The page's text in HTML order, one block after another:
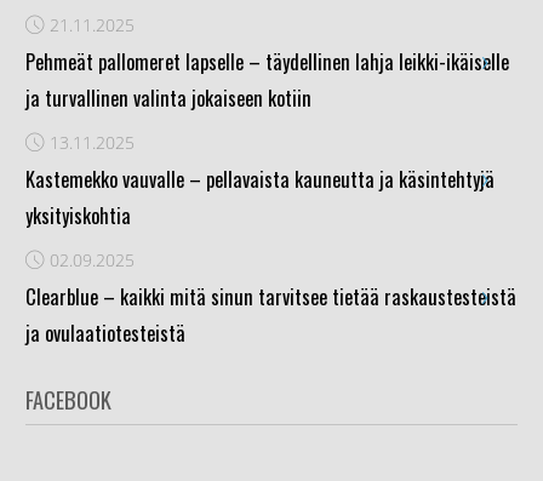
21.11.2025
Pehmeät pallomeret lapselle – täydellinen lahja leikki-ikäiselle
ja turvallinen valinta jokaiseen kotiin
›
13.11.2025
Kastemekko vauvalle – pellavaista kauneutta ja käsintehtyjä
yksityiskohtia
›
02.09.2025
Clearblue – kaikki mitä sinun tarvitsee tietää raskaustesteistä
ja ovulaatiotesteistä
›
FACEBOOK